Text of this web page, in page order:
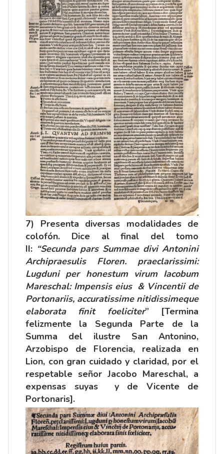
7) Presenta diversas modalidades de
colofón. Dice al final del tomo
II: “Secunda pars Summae divi Antonini
Archipraesulis Floren. praeclarissimi:
Lugduni per honestum virum Iacobum
Mareschal: Impensis eius & Vincentii de
Portonariis, accuratissime nitidissimeque
elaborata finit foeliciter”
[Termina
felizmente la Segunda Parte de la
Summa del ilustre San Antonino,
Arzobispo de Florencia, realizada en
Lion, con gran cuidado y claridad, por el
respetable señor Jacobo Mareschal, a
expensas suyas y de Vicente de
Portonaris].